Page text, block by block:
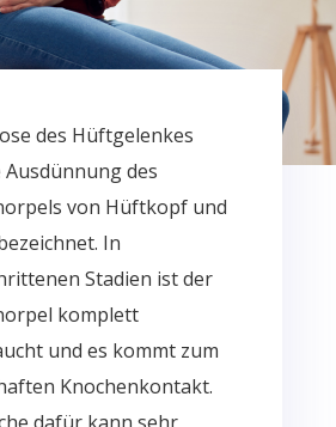
des Hüftgelenkes
des
von Hüftkopf und
In
Stadien ist der
komplett
und es kommt zum
Knochenkontakt.